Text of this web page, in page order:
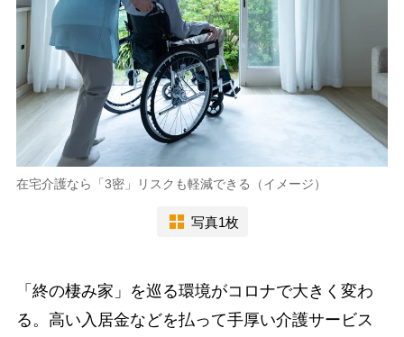
在宅介護なら「3密」リスクも軽減できる（イメージ）
写真1枚
「終の棲み家」を巡る環境がコロナで大きく変わ
る。高い入居金などを払って手厚い介護サービス